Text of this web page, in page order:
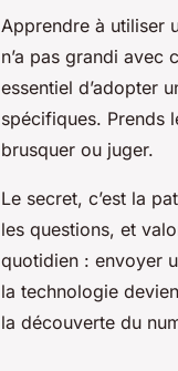
Apprendre à utiliser
n’a pas grandi avec
essentiel d’adopter
spécifiques. Prends
brusquer ou juger.
Le secret, c’est la
les questions, et
quotidien : envoyer
la technologie
la découverte du